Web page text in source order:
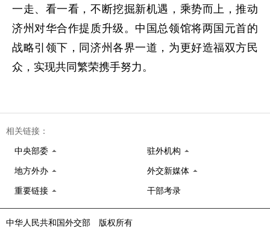
一走、看一看，不断挖掘新机遇，乘势而上，推动
济州对华合作提质升级。中国总领馆将两国元首的
战略引领下，同济州各界一道，为更好造福双方民
众，实现共同繁荣携手努力。
相关链接：
中央部委 驻外机构
地方外办 外交新媒体
重要链接 干部考录
中华人民共和国外交部 版权所有